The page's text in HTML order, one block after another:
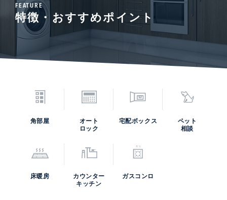
FEATURE
特徴・おすすめポイント
角部屋
オート
ロック
宅配ボックス
ペット
相談
床暖房
カウンター
キッチン
ガスコンロ